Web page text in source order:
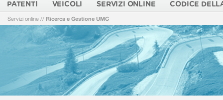
PATENTI VEICOLI SERVIZI ONLINE CODICE
Servizi online // Ricerca e Gestione UMC